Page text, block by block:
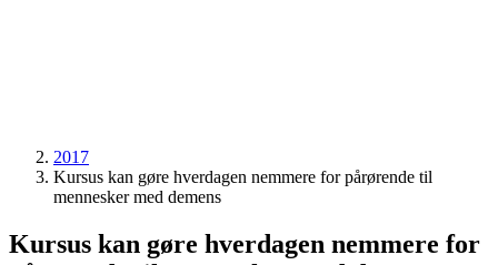
2017
Kursus kan gøre hverdagen nemmere for pårørende til
mennesker med demens
Kursus kan gøre hverdagen nemmere for